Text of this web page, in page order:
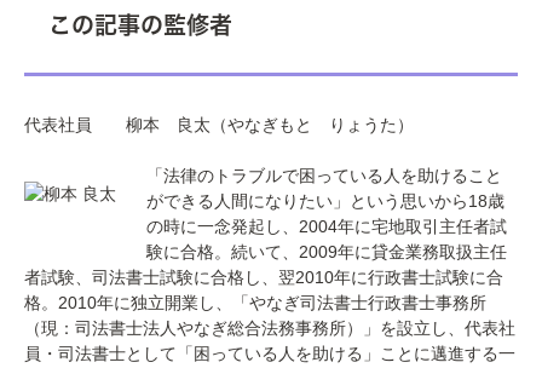
この記事の監修者
代表社員 柳本 良太 （やなぎもと りょうた）
「法律のトラブルで困っている人を助けること
ができる人間になりたい」という思いから18歳
の時に一念発起し、2004年に宅地取引主任者試
験に合格。続いて、2009年に貸金業務取扱主任
者試験、司法書士試験に合格し、翌2010年に行政書士試験に合
格。2010年に独立開業し、「やなぎ司法書士行政書士事務所
（現：司法書士法人やなぎ総合法務事務所）」を設立し、代表社
員・司法書士として「困っている人を助ける」ことに邁進する一